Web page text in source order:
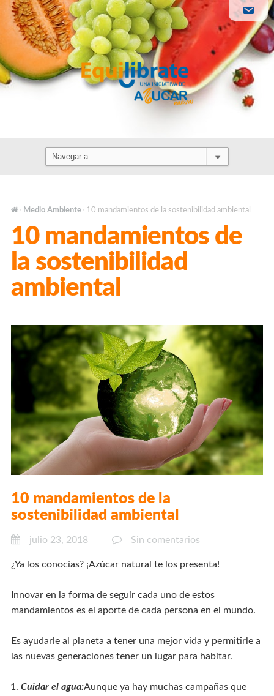
/ Medio Ambiente / 10 mandamientos de la sostenibilidad ambiental
10 mandamientos de
la sostenibilidad
ambiental
10 mandamientos de la
sostenibilidad ambiental
julio 23, 2018 Sin comentarios
¿Ya los conocías? ¡Azúcar natural te los presenta!
Innovar en la forma de seguir cada uno de estos
mandamientos es el aporte de cada persona en el mundo.
Es ayudarle al planeta a tener una mejor vida y permitirle a
las nuevas generaciones tener un lugar para habitar.
Cuidar el agua:Aunque ya hay muchas campañas que